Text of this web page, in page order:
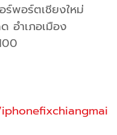
ร์พอร์ตเชียงใหม่
อำเภอเมือง